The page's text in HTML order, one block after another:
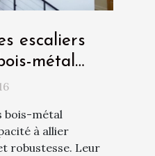
escaliers
métal
ils votre
bois-métal
à allier
robustesse. Leur